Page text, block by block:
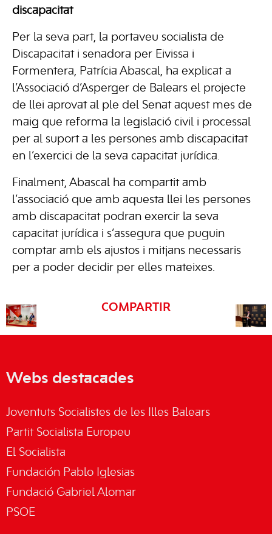
discapacitat
Per la seva part, la portaveu socialista de
Discapacitat i senadora per Eivissa i
Formentera, Patrícia Abascal, ha explicat a
l’Associació d’Asperger de Balears el projecte
de llei aprovat al ple del Senat aquest mes de
maig que reforma la legislació civil i processal
per al suport a les persones amb discapacitat
en l’exercici de la seva capacitat jurídica.
Finalment, Abascal ha compartit amb
l’associació que amb aquesta llei les persones
amb discapacitat podran exercir la seva
capacitat jurídica i s’assegura que puguin
comptar amb els ajustos i mitjans necessaris
per a poder decidir per elles mateixes.
COMPARTIR
Webs destacades
Joventuts Socialistes de les Illes Balears
Partit Socialista Europeu
El Socialista
Fundación Pablo Iglesias
Fundació Gabriel Alomar
PSOE